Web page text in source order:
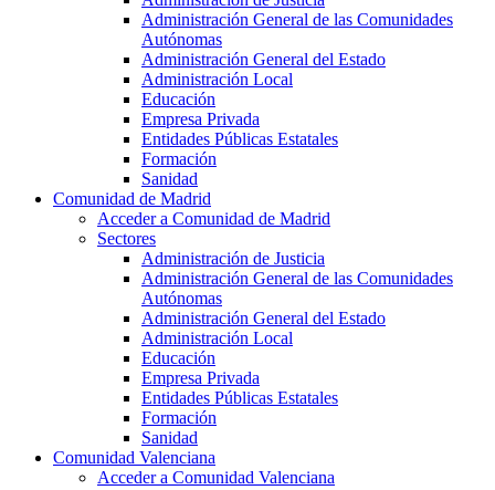
Administración General de las Comunidades
Autónomas
Administración General del Estado
Administración Local
Educación
Empresa Privada
Entidades Públicas Estatales
Formación
Sanidad
Comunidad de Madrid
Acceder a Comunidad de Madrid
Sectores
Administración de Justicia
Administración General de las Comunidades
Autónomas
Administración General del Estado
Administración Local
Educación
Empresa Privada
Entidades Públicas Estatales
Formación
Sanidad
Comunidad Valenciana
Acceder a Comunidad Valenciana